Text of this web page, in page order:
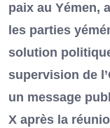
paix au Yémen,
les parties
solution
supervision de
un message
X après la